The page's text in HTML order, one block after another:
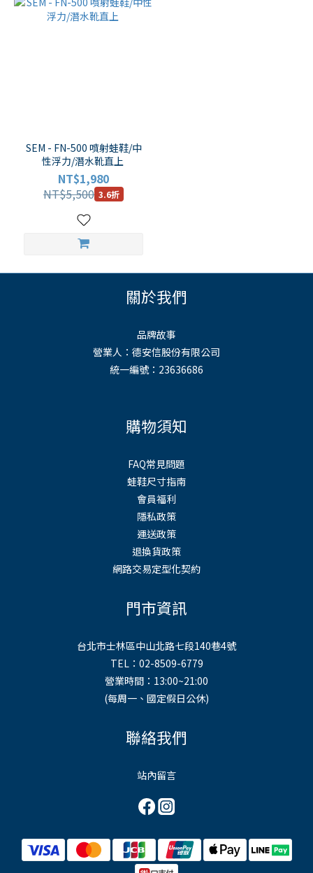
SEM - FN-500 噴射蛙鞋/中
性浮力/潛水靴直上 ​
NT$1,980
NT$5,500 3.6折
關於我們
品牌故事
營業人：德安信股份有限公司
統一編號：23636686
購物須知
FAQ常見問題
蛙鞋尺寸指南
會員福利
隱私政策
運送政策
退換貨政策
網路交易定型化契約
門市資訊
台北市士林區中山北路七段140巷4號
TEL：02-8509-6779
營業時間：13:00~21:00
(每周一、國定假日公休)
聯絡我們
站內留言